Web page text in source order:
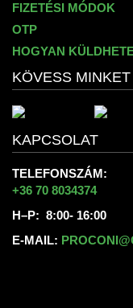
FIZETÉSI MÓDOK
OTP
HOGYAN
KÖVESS MINKET
KAPCSOLAT
TELEFONSZÁM:
+36 70 8034374
H–P: 8:00- 16:00
E-MAIL: